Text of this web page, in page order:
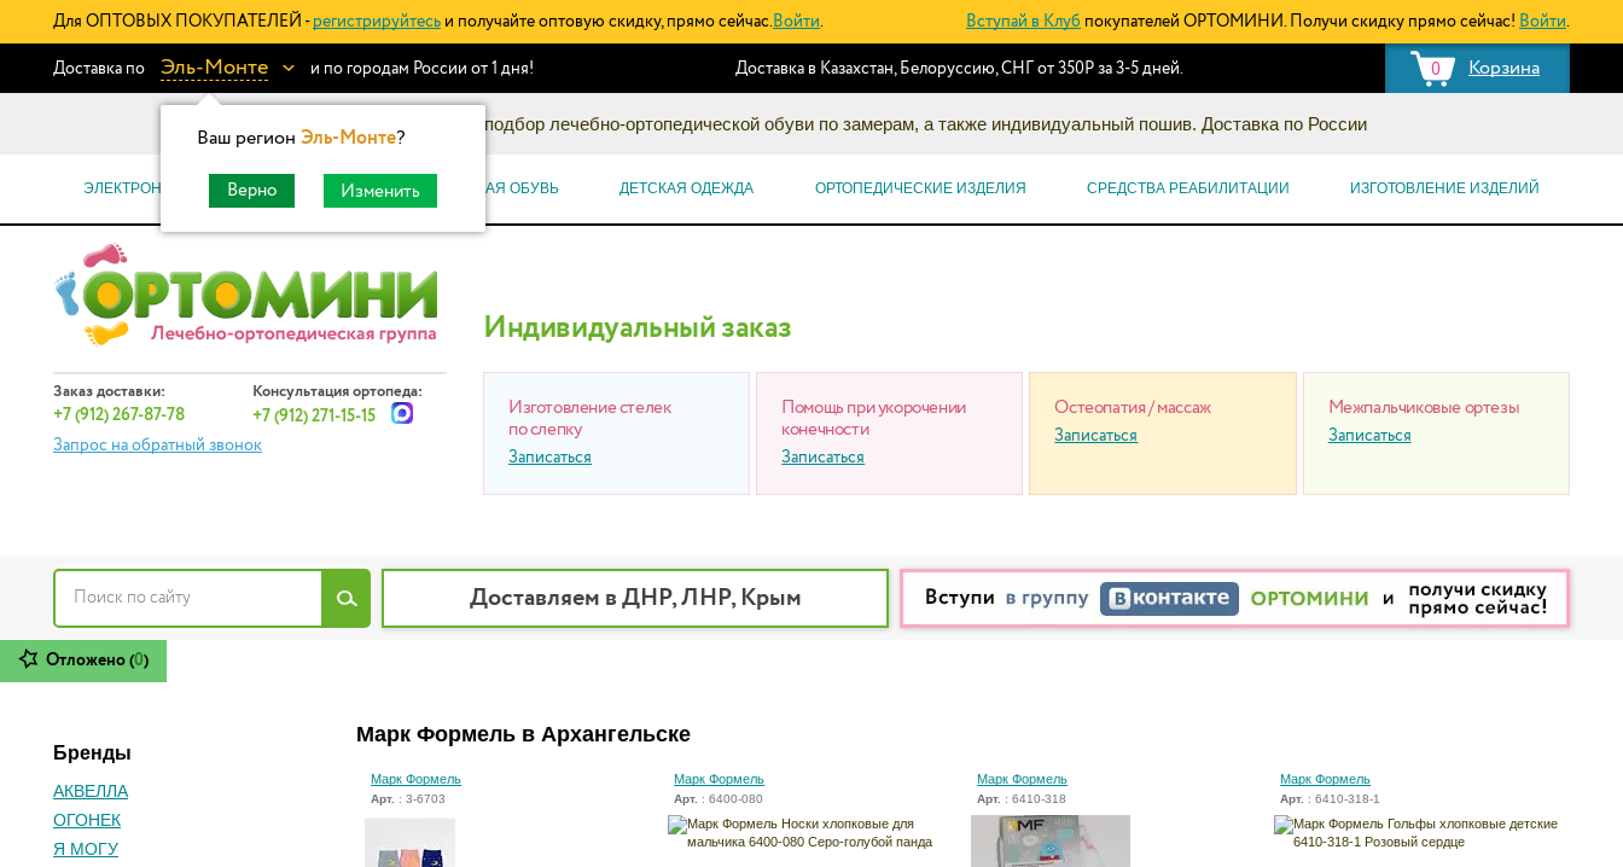
Для ОПТОВЫХ ПОКУПАТЕЛЕЙ - регистрируйтесь и получайте оптовую скидку, прямо сейчас.Войти. Вступай в Клуб покупателей ОРТОМИНИ. Получи скидку прямо сейчас! Войти.
Доставка по Эль-Монте
Ваш регион Эль-Монте?
Верно Изменить
и по городам России от 1 дня! 0 Корзина
Доставка в Казахстан, Белоруссию, СНГ от 350Р за 3-5 дней.
Информационный каталог: подбор лечебно-ортопедической обуви по замерам, а также индивидуальный пошив. Доставка по России
ЭЛЕКТРОННЫЕ СЕРТИФИКАТЫ ОРТОПЕДИЧЕСКАЯ ОБУВЬ ДЕТСКАЯ ОДЕЖДА ОРТОПЕДИЧЕСКИЕ ИЗДЕЛИЯ СРЕДСТВА РЕАБИЛИТАЦИИ ИЗГОТОВЛЕНИЕ ИЗДЕЛИЙ
Заказ доставки:
+7 (912) 267-87-78
Консультация ортопеда:
+7 (912) 271-15-15
Запрос на обратный звонок
Индивидуальный заказ
Изготовление стелек
по слепку
Записаться
Помощь при укорочении
конечности
Записаться
Остеопатия / массаж
Записаться
Межпальчиковые ортезы
Записаться
Доставляем в ДНР, ЛНР, Крым
Отложено (0)
Бренды
АКВЕЛЛА
ОГОНЕК
Я МОГУ
Марк Формель в Архангельске
Марк Формель
Арт. : 3-6703
Марк Формель
Арт. : 6400-080
Марк Формель
Арт. : 6410-318
Марк Формель
Арт. : 6410-318-1